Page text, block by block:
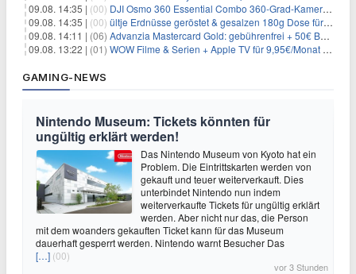
09.08. 14:35 | (00) DJI Osmo 360 Essential Combo 360-Grad-Kamera für 375€
09.08. 14:35 | (00) ültje Erdnüsse geröstet & gesalzen 180g Dose für 1,52€ im Spar-Abo
09.08. 14:11 | (06) Advanzia Mastercard Gold: gebührenfrei + 50€ Bonus* + gratis Reiseversicherung
09.08. 13:22 | (01) WOW Filme & Serien + Apple TV für 9,95€/Monat // Alles von WOW (Filme, Serien, Live-Sport) für 34,97€/Monat
GAMING-NEWS
Nintendo Museum: Tickets könnten für
ungültig erklärt werden!
Das Nintendo Museum von Kyoto hat ein
Problem. Die Eintrittskarten werden von
gekauft und teuer weiterverkauft. Dies
unterbindet Nintendo nun indem
weiterverkaufte Tickets für ungültig erklärt
werden. Aber nicht nur das, die Person
mit dem woanders gekauften Ticket kann für das Museum
dauerhaft gesperrt werden. Nintendo warnt Besucher Das
[…] (00)
vor 3 Stunden